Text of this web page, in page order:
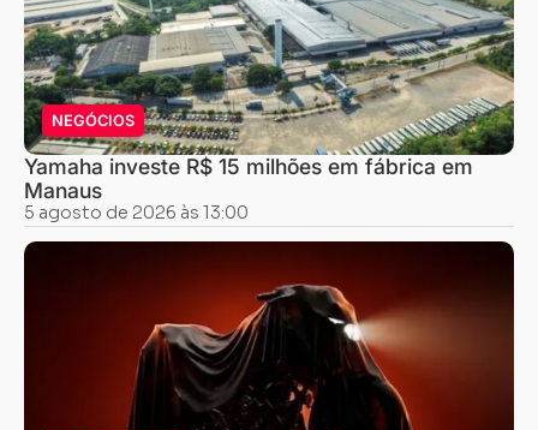
NEGÓCIOS
Yamaha investe R$ 15 milhões em fábrica em
Manaus
5 agosto de 2026 às 13:00